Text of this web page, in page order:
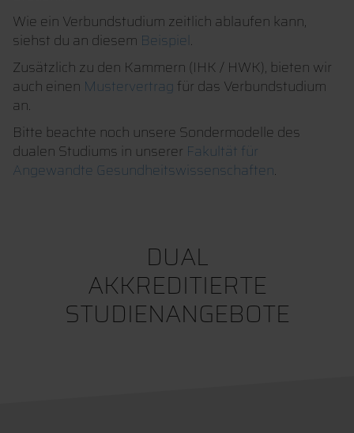
Wie ein Verbundstudium zeitlich ablaufen kann,
siehst du an diesem Beispiel .
Zusätzlich zu den Kammern (IHK / HWK), bieten wir
auch einen Mustervertrag für das Verbundstudium
an.
Bitte beachte noch unsere Sondermodelle des
dualen Studiums in unserer Fakultät für
Angewandte Gesundheitswissenschaften.
DUAL
AKKREDITIERTE
STUDIENANGEBOTE